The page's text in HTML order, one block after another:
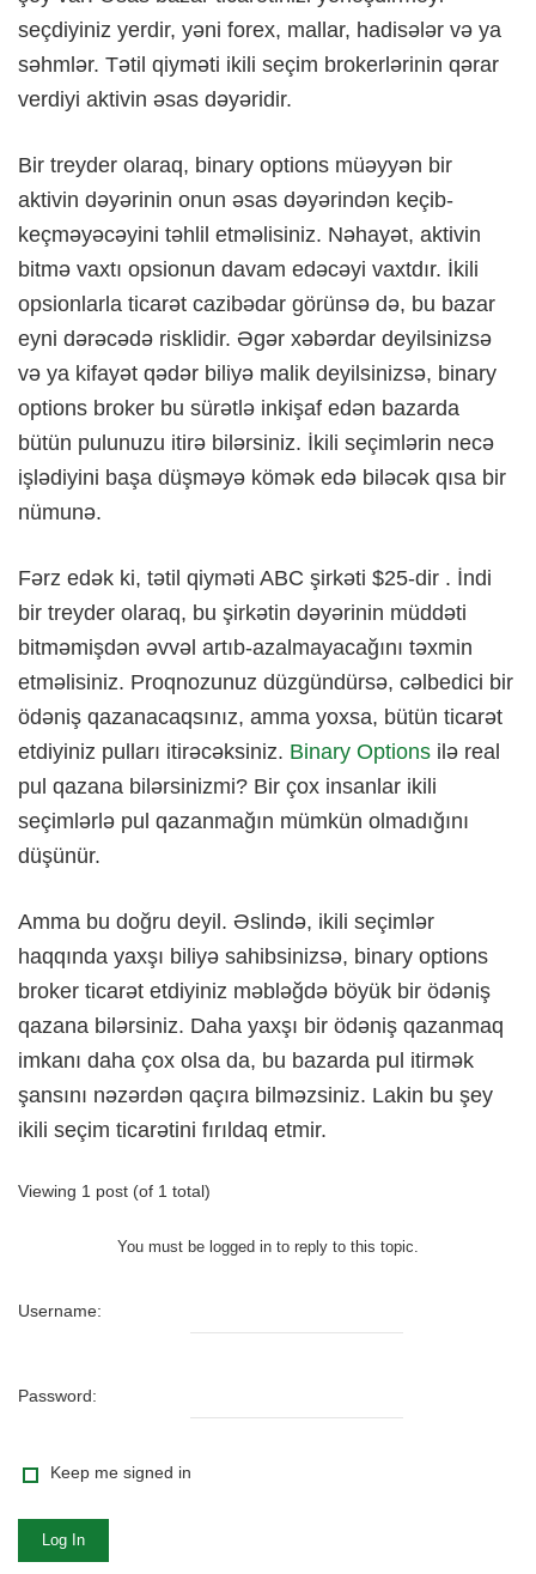
seçdiyiniz yerdir, yəni forex, mallar, hadisələr və ya
səhmlər. Tətil qiyməti ikili seçim brokerlərinin qərar
verdiyi aktivin əsas dəyəridir.
Bir treyder olaraq, binary options müəyyən bir
aktivin dəyərinin onun əsas dəyərindən keçib-
keçməyəcəyini təhlil etməlisiniz. Nəhayət, aktivin
bitmə vaxtı opsionun davam edəcəyi vaxtdır. İkili
opsionlarla ticarət cazibədar görünsə də, bu bazar
eyni dərəcədə risklidir. Əgər xəbərdar deyilsinizsə
və ya kifayət qədər biliyə malik deyilsinizsə, binary
options broker bu sürətlə inkişaf edən bazarda
bütün pulunuzu itirə bilərsiniz. İkili seçimlərin necə
işlədiyini başa düşməyə kömək edə biləcək qısa bir
nümunə.
Fərz edək ki, tətil qiyməti ABC şirkəti $25-dir . İndi
bir treyder olaraq, bu şirkətin dəyərinin müddəti
bitməmişdən əvvəl artıb-azalmayacağını təxmin
etməlisiniz. Proqnozunuz düzgündürsə, cəlbedici bir
ödəniş qazanacaqsınız, amma yoxsa, bütün ticarət
etdiyiniz pulları itirəcəksiniz. Binary Options ilə real
pul qazana bilərsinizmi? Bir çox insanlar ikili
seçimlərlə pul qazanmağın mümkün olmadığını
düşünür.
Amma bu doğru deyil. Əslində, ikili seçimlər
haqqında yaxşı biliyə sahibsinizsə, binary options
broker ticarət etdiyiniz məbləğdə böyük bir ödəniş
qazana bilərsiniz. Daha yaxşı bir ödəniş qazanmaq
imkanı daha çox olsa da, bu bazarda pul itirmək
şansını nəzərdən qaçıra bilməzsiniz. Lakin bu şey
ikili seçim ticarətini fırıldaq etmir.
Viewing 1 post (of 1 total)
You must be logged in to reply to this topic.
Username:
Password:
Keep me signed in
Log In